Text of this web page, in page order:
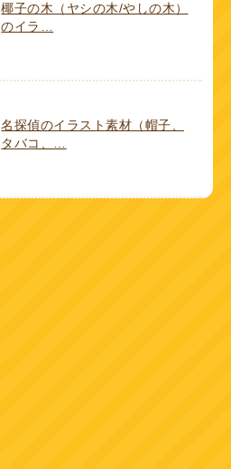
椰子の木（ヤシの木/やしの木）
のイラ…
名探偵のイラスト素材（帽子、
タバコ、…